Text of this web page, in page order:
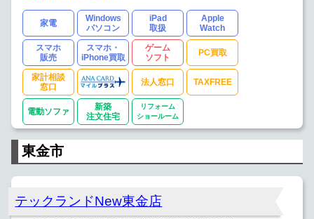
家電
Windows
パソコン
iPad
取扱
Apple
Watch
スマホ
販売
スマホ・
iPhone買取
ゲーム
ソフト
PC買取
家計相談
窓口
法人窓口 TAXFREE
電動ソファ
新築
注文住宅
リフォーム
ショールーム
東金市
テックランドNew東金店